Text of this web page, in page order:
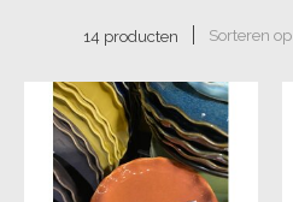
14 producten Sorteren op